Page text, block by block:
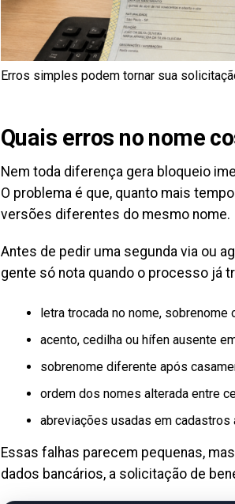
Erros simples podem tornar sua
Quais erros no nome
Nem toda diferença gera bloqueio
O problema é que, quanto mais
versões diferentes do mesmo nome.
Antes de pedir uma segunda via ou
gente só nota quando o processo já
letra trocada no nome, sobrenome
acento, cedilha ou hífen ausente
sobrenome diferente após
ordem dos nomes alterada entre
abreviações usadas em cadastros
Essas falhas parecem pequenas,
dados bancários, a solicitação de